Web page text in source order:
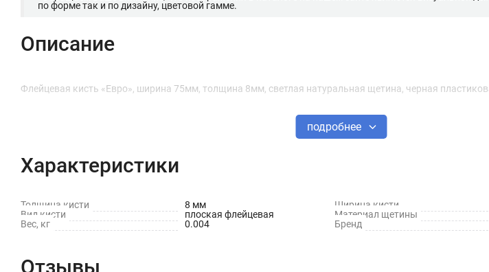
по форме так и по дизайну, цветовой гамме.
Описание
Флейцевая кисть «Евро», ширина 75мм, толщина 8мм, светлая натуральная щетина, черная
подробнее
Характеристики
Толщина кисти 8 мм Ширина кисти
Вид кисти
плоская флейцевая Материал щетины
Вес, кг
0.004 Бренд
Отзывы